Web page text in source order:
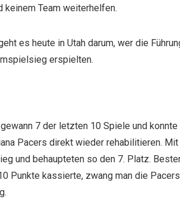
keinem Team weiterhelfen.
es heute in Utah darum, wer die
erspielten.
7 der letzten 10 Spiele und
Pacers direkt wieder rehabilitieren.
und behaupteten so den 7. Platz.
Punkte kassierte, zwang man die